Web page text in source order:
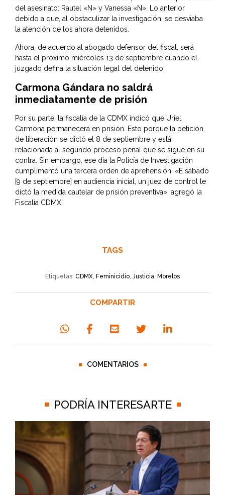
del asesinato: Rautel «N» y Vanessa «N». Lo anterior
debido a que, al obstaculizar la investigación, se desviaba
la atención de los ahora detenidos.
Ahora, de acuerdo al abogado defensor del fiscal, será
hasta el próximo miércoles 13 de septiembre cuando el
juzgado defina la situación legal del detenido.
Carmona Gándara no saldrá
inmediatamente de prisión
Por su parte, la fiscalía de la CDMX indicó que Uriel
Carmona permanecerá en prisión. Esto porque la petición
de liberación se dictó el 8 de septiembre y está
relacionada al segundo proceso penal que se sigue en su
contra. Sin embargo, ese día la Policía de Investigación
cumplimentó una tercera orden de aprehensión. «E sábado
[9 de septiembre] en audiencia inicial, un juez de control le
dictó la medida cautelar de prisión preventiva», agregó la
Fiscalía CDMX.
TAGS
Etiquetas: CDMX, Feminicidio, Justicia, Morelos
COMPARTIR
COMENTARIOS
PODRÍA INTERESARTE